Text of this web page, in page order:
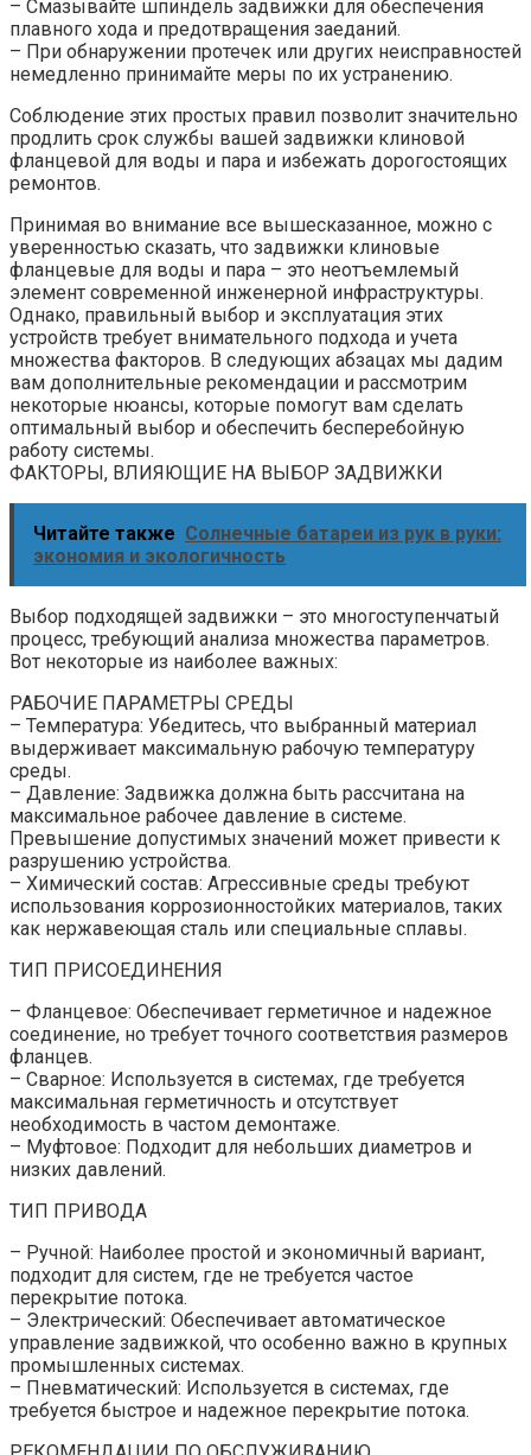
– Смазывайте шпиндель задвижки для обеспечения
плавного хода и предотвращения заеданий.
– При обнаружении протечек или других неисправностей
немедленно принимайте меры по их устранению.
Соблюдение этих простых правил позволит значительно
продлить срок службы вашей задвижки клиновой
фланцевой для воды и пара и избежать дорогостоящих
ремонтов.
Принимая во внимание все вышесказанное, можно с
уверенностью сказать, что задвижки клиновые
фланцевые для воды и пара – это неотъемлемый
элемент современной инженерной инфраструктуры.
Однако, правильный выбор и эксплуатация этих
устройств требует внимательного подхода и учета
множества факторов. В следующих абзацах мы дадим
вам дополнительные рекомендации и рассмотрим
некоторые нюансы, которые помогут вам сделать
оптимальный выбор и обеспечить бесперебойную
работу системы.
ФАКТОРЫ, ВЛИЯЮЩИЕ НА ВЫБОР ЗАДВИЖКИ
Читайте также Солнечные батареи из рук в руки:
экономия и экологичность
Выбор подходящей задвижки – это многоступенчатый
процесс, требующий анализа множества параметров.
Вот некоторые из наиболее важных:
РАБОЧИЕ ПАРАМЕТРЫ СРЕДЫ
– Температура: Убедитесь, что выбранный материал
выдерживает максимальную рабочую температуру
среды.
– Давление: Задвижка должна быть рассчитана на
максимальное рабочее давление в системе.
Превышение допустимых значений может привести к
разрушению устройства.
– Химический состав: Агрессивные среды требуют
использования коррозионностойких материалов, таких
как нержавеющая сталь или специальные сплавы.
ТИП ПРИСОЕДИНЕНИЯ
– Фланцевое: Обеспечивает герметичное и надежное
соединение, но требует точного соответствия размеров
фланцев.
– Сварное: Используется в системах, где требуется
максимальная герметичность и отсутствует
необходимость в частом демонтаже.
– Муфтовое: Подходит для небольших диаметров и
низких давлений.
ТИП ПРИВОДА
– Ручной: Наиболее простой и экономичный вариант,
подходит для систем, где не требуется частое
перекрытие потока.
– Электрический: Обеспечивает автоматическое
управление задвижкой, что особенно важно в крупных
промышленных системах.
– Пневматический: Используется в системах, где
требуется быстрое и надежное перекрытие потока.